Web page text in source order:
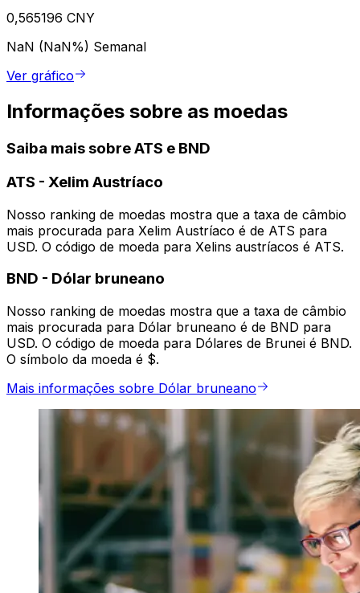
0,565196 CNY
NaN (NaN%) Semanal
Ver gráfico
Informações sobre as moedas
Saiba mais sobre ATS e BND
ATS - Xelim Austríaco
Nosso ranking de moedas mostra que a taxa de câmbio
mais procurada para Xelim Austríaco é de ATS para
USD. O código de moeda para Xelins austríacos é ATS.
BND - Dólar bruneano
Nosso ranking de moedas mostra que a taxa de câmbio
mais procurada para Dólar bruneano é de BND para
USD. O código de moeda para Dólares de Brunei é BND.
O símbolo da moeda é $.
Mais informações sobre Dólar bruneano